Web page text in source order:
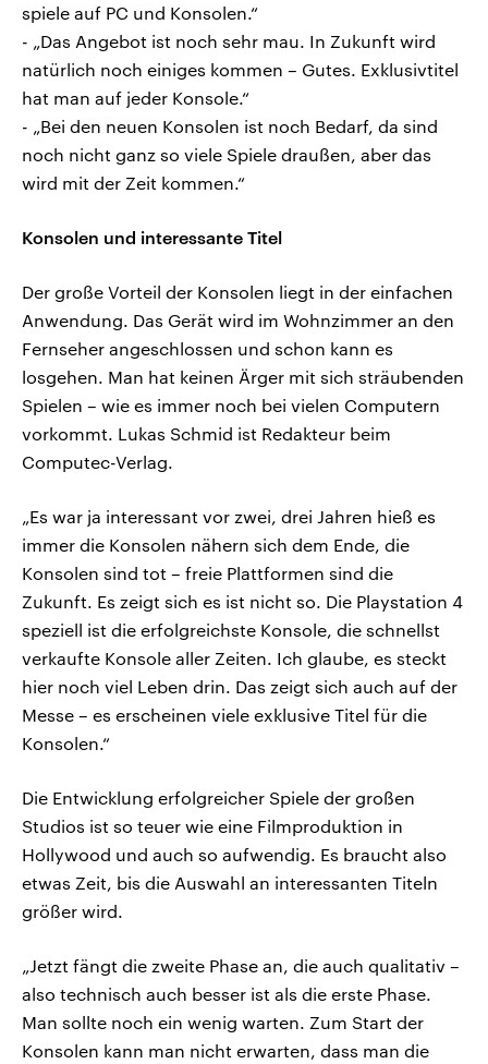
Wahlprogramme, aktuelle Berichte
und Hintergründe zu den Parteien
und Kandidaten der anstehenden
Wahl.
Sendungen Programm
spiele auf PC und Konsolen.“
- „Das Angebot ist noch sehr mau. In Zukunft wird
natürlich noch einiges kommen – Gutes. Exklusivtitel
hat man auf jeder Konsole.“
- „Bei den neuen Konsolen ist noch Bedarf, da sind
noch nicht ganz so viele Spiele draußen, aber das
wird mit der Zeit kommen.“
Konsolen und interessante Titel
Der große Vorteil der Konsolen liegt in der einfachen
Anwendung. Das Gerät wird im Wohnzimmer an den
Fernseher angeschlossen und schon kann es
losgehen. Man hat keinen Ärger mit sich sträubenden
Spielen – wie es immer noch bei vielen Computern
vorkommt. Lukas Schmid ist Redakteur beim
Computec-Verlag.
„Es war ja interessant vor zwei, drei Jahren hieß es
immer die Konsolen nähern sich dem Ende, die
Konsolen sind tot – freie Plattformen sind die
Zukunft. Es zeigt sich es ist nicht so. Die Playstation 4
speziell ist die erfolgreichste Konsole, die schnellst
verkaufte Konsole aller Zeiten. Ich glaube, es steckt
hier noch viel Leben drin. Das zeigt sich auch auf der
Messe – es erscheinen viele exklusive Titel für die
Konsolen.“
Die Entwicklung erfolgreicher Spiele der großen
Studios ist so teuer wie eine Filmproduktion in
Hollywood und auch so aufwendig. Es braucht also
etwas Zeit, bis die Auswahl an interessanten Titeln
größer wird.
„Jetzt fängt die zweite Phase an, die auch qualitativ –
also technisch auch besser ist als die erste Phase.
Man sollte noch ein wenig warten. Zum Start der
Konsolen kann man nicht erwarten, dass man die